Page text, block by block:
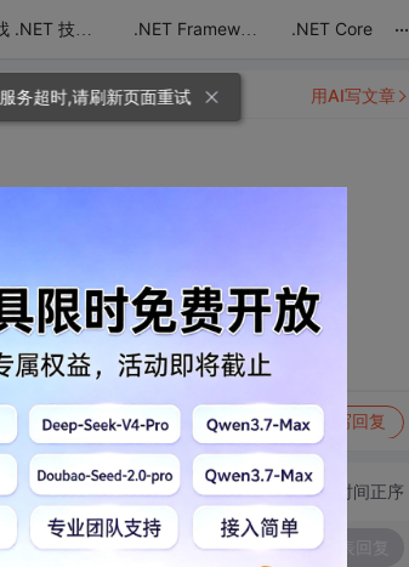
寻找 .NET 技术达人 .NET Framework .NET Core ...
举报 写回复
用AI写文章
切换为时间正序
发表回复
服务超时,请刷新页面重试